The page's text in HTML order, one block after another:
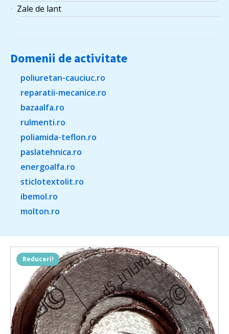
Zale de lant
Domenii de activitate
poliuretan-cauciuc.ro
reparatii-mecanice.ro
bazaalfa.ro
rulmenti.ro
poliamida-teflon.ro
paslatehnica.ro
energoalfa.ro
sticlotextolit.ro
ibemol.ro
molton.ro
Reduceri!